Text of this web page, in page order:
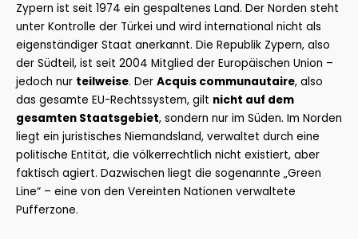
Zypern ist seit 1974 ein gespaltenes Land. Der Norden steht
unter Kontrolle der Türkei und wird international nicht als
eigenständiger Staat anerkannt. Die Republik Zypern, also
der Südteil, ist seit 2004 Mitglied der Europäischen Union –
jedoch nur teilweise. Der Acquis communautaire, also
das gesamte EU-Rechtssystem, gilt nicht auf dem
gesamten Staatsgebiet, sondern nur im Süden. Im Norden
liegt ein juristisches Niemandsland, verwaltet durch eine
politische Entität, die völkerrechtlich nicht existiert, aber
faktisch agiert. Dazwischen liegt die sogenannte „Green
Line“ – eine von den Vereinten Nationen verwaltete
Pufferzone.